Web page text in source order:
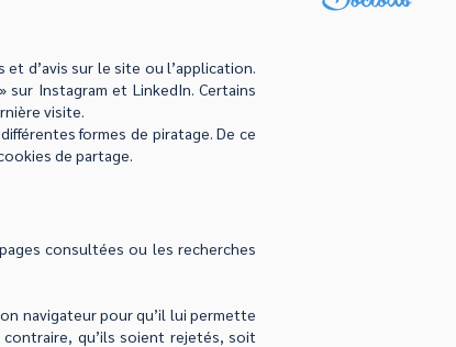
d’avis sur le site ou l’application.
sur Instagram et LinkedIn. Certains
visite.
formes de piratage. De ce
de partage.
consultées ou les recherches
navigateur pour qu’il lui permette
qu’ils soient rejetés, soit